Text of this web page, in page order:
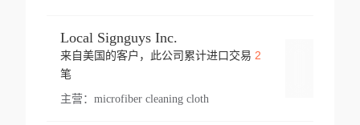
Local Signguys Inc.
来自美国的客户，此公司累计进口交易 2
笔
主营： microfiber cleaning cloth